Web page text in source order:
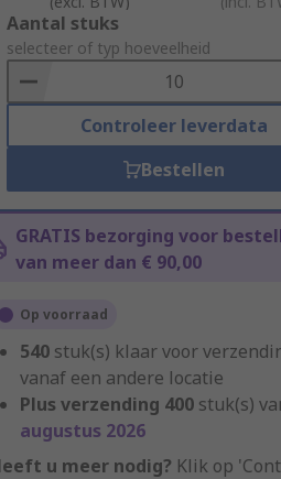
Add
to
Basket
Aantal stuks
selecteer of typ hoeveelheid
Controleer leverdata
Bestellen
GRATIS bezorging voor
van meer dan € 90,00
Op voorraad
540 stuk(s) klaar voor
vanaf een andere locatie
Plus verzending 400 stuk(s)
augustus 2026
u meer nodig? Klik op